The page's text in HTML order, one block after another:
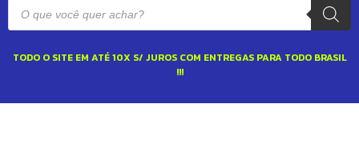
TODO O SITE EM ATÉ 10X S/ JUROS COM ENTREGAS PARA TODO BRASIL
!!!